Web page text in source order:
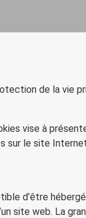
de la vie
vise à
le site
d’être
site web. La